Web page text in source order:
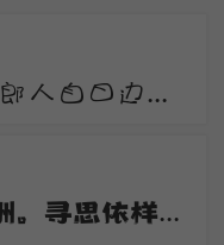
贵竹路从峰顶入，夜郎人自日边来。莺花夹道惊春老，雉堞连云向晚开。尺素屡题还屡掷，衡阳那有雁飞回。
好梦最难留，吹过仙洲。寻思依样到心头。去也无踪寻也惯，一桁红楼。